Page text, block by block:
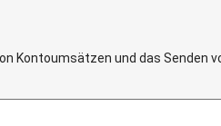
Kontoumsätzen und das Senden